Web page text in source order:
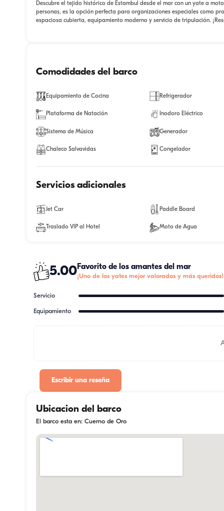
Descubre el tejido histórico de Estambul desde el mar con un yate a
personas, es la opción perfecta para organizaciones especiales como
espaciosa cubierta, equipamiento moderno y servicio de tripulación.
Comodidades del barco
Equipamiento de Cocina Refrigerador
Plataforma de Natación Inodoro Eléctrico
Sistema de Música Generador
Chaleco Salvavidas Congelador
Servicios adicionales
Jet Car Paddle Board
Traslado VIP al Hotel Moto de Agua
5.00Favorito de los amantes del mar
¡Uno de los yates mejor valorados y más queridos!
Servicio
Equipamiento
Escribir una reseña
Ubicacion del barco
El barco esta en: Cuerno de Oro